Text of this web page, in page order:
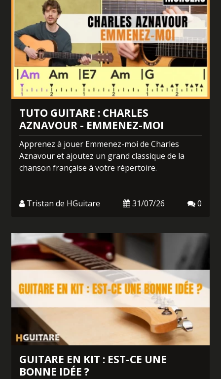
TUTO GUITARE : CHARLES
AZNAVOUR - EMMENEZ-MOI
Apprenez à jouer Emmenez-moi de Charles
Aznavour et ajoutez un grand classique de la
chanson française à votre répertoire.
Tristan de HGuitare 31/07/26 0
GUITARE EN KIT : EST-CE UNE
BONNE IDÉE ?